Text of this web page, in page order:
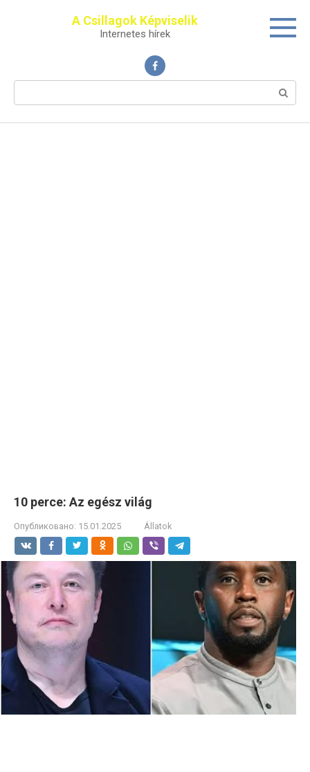
A Csillagok Képviselik
Internetes hírek
Поиск:
10 perce: Az egész világ
Опубликовано: 15.01.2025 Állatok